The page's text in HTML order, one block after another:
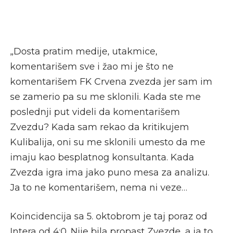
„Dosta pratim medije, utakmice,
komentarišem sve i žao mi je što ne
komentarišem FK Crvena zvezda jer sam im
se zamerio pa su me sklonili. Kada ste me
poslednji put videli da komentarišem
Zvezdu? Kada sam rekao da kritikujem
Kulibalija, oni su me sklonili umesto da me
imaju kao besplatnog konsultanta. Kada
Zvezda igra ima jako puno mesa za analizu.
Ja to ne komentarišem, nema ni veze…
Koincidencija sa 5. oktobrom je taj poraz od